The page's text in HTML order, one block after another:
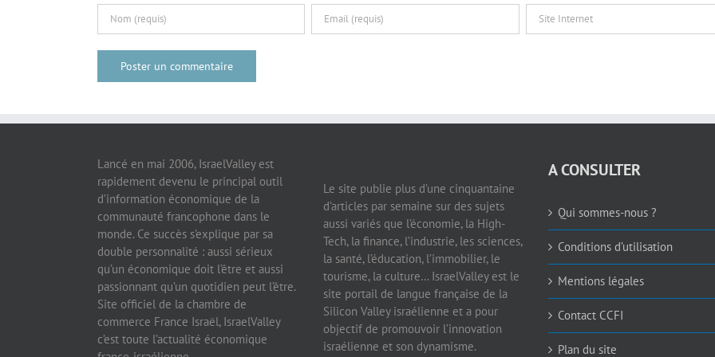
Lancé en mai 2006, IsraelValley est
rapidement devenu le principal outil
d’information économique de la
communauté francophone dans le
monde. Ce succès s’explique par sa
double personnalité : aussi sérieux
qu’un économique doit l’être et aussi
passionnant qu’un quotidien peut l’être.
Site officiel de la chambre de
commerce France Israël, IsraelValley
c’est toute l’actualité économique
Le site publie plus d’une cinquantaine
d’articles par semaine sur des sujets
aussi variés que l’économie, la High-
Tech, la finance, l’industrie, les sciences,
la santé, l’éducation, l’immobilier, le
tourisme, la culture… IsraelValley est le
site portail de langue française de la
Silicon Valley israélienne et a pour
objectif de promouvoir l’innovation
israélienne et son dynamisme.
A CONSULTER
Qui sommes-nous ?
Conditions d’utilisation
Mentions légales
Contact CCFI
Plan du site